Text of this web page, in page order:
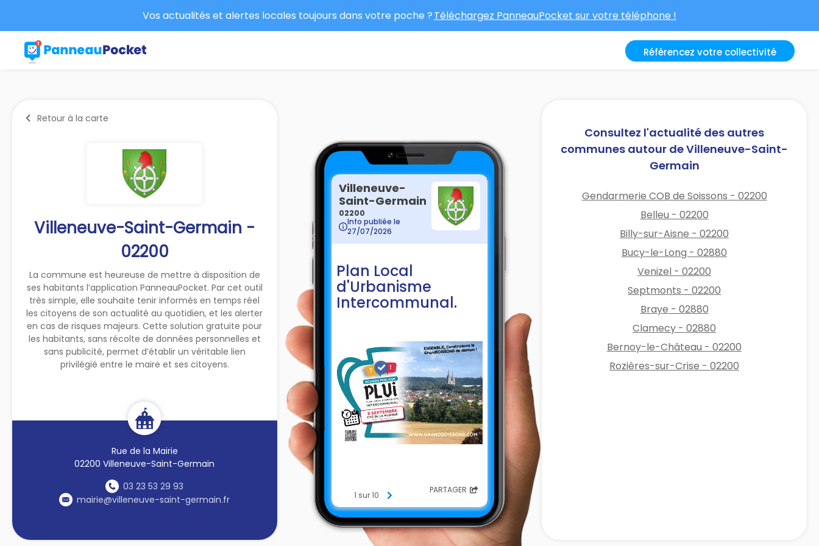
Vos actualités et alertes locales toujours dans votre poche ?Téléchargez PanneauPocket sur votre téléphone !
Référencez votre collectivité
Retour à la carte
Villeneuve-Saint-Germain -
02200
La commune est heureuse de mettre à disposition de
ses habitants l’application PanneauPocket. Par cet outil
très simple, elle souhaite tenir informés en temps réel
les citoyens de son actualité au quotidien, et les alerter
en cas de risques majeurs. Cette solution gratuite pour
les habitants, sans récolte de données personnelles et
sans publicité, permet d’établir un véritable lien
privilégié entre le maire et ses citoyens.
Rue de la Mairie
02200 Villeneuve-Saint-Germain
03 23 53 29 93
mairie@villeneuve-saint-germain.fr
Villeneuve-
Saint-Germain
02200
Info publiée le
27/07/2026
Plan Local
d'Urbanisme
Intercommunal.
1 sur 10 PARTAGER
Consultez l'actualité des autres
communes autour de Villeneuve-Saint-
Germain
Gendarmerie COB de Soissons - 02200
Belleu - 02200
Billy-sur-Aisne - 02200
Bucy-le-Long - 02880
Venizel - 02200
Septmonts - 02200
Braye - 02880
Clamecy - 02880
Bernoy-le-Château - 02200
Rozières-sur-Crise - 02200